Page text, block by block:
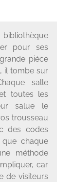
pour ses
pièce
il tombe sur
salle
toutes les
salue le
trousseau
des codes
que chaque
méthode
car
de visiteurs